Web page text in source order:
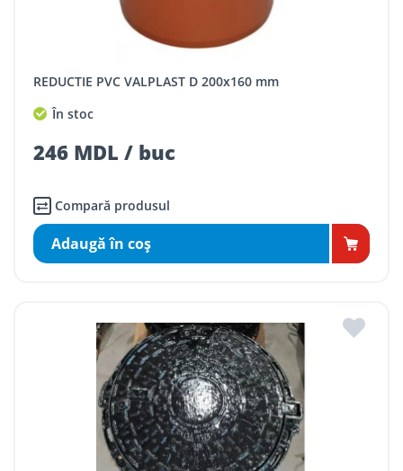
REDUCTIE PVC VALPLAST D 200x160 mm
În stoc
246 MDL / buc
Compară produsul
Adaugă în coş